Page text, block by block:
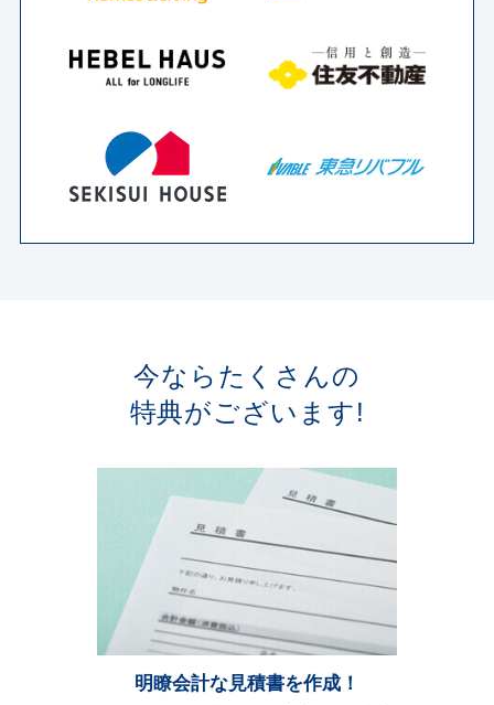
今ならたくさんの
特典がございます!
明瞭会計な見積書を作成！